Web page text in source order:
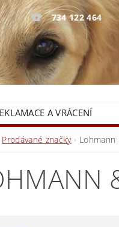
734 122 464
A VRÁCENÍ
Prodávané značky Lohmann